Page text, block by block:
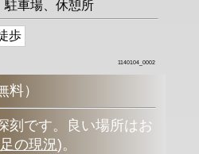
駐車場、休憩所
歩
1140104_0002
料）
刻です。良い場所はお
の現況)。